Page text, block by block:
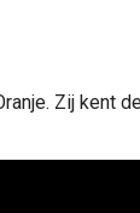
Zij kent